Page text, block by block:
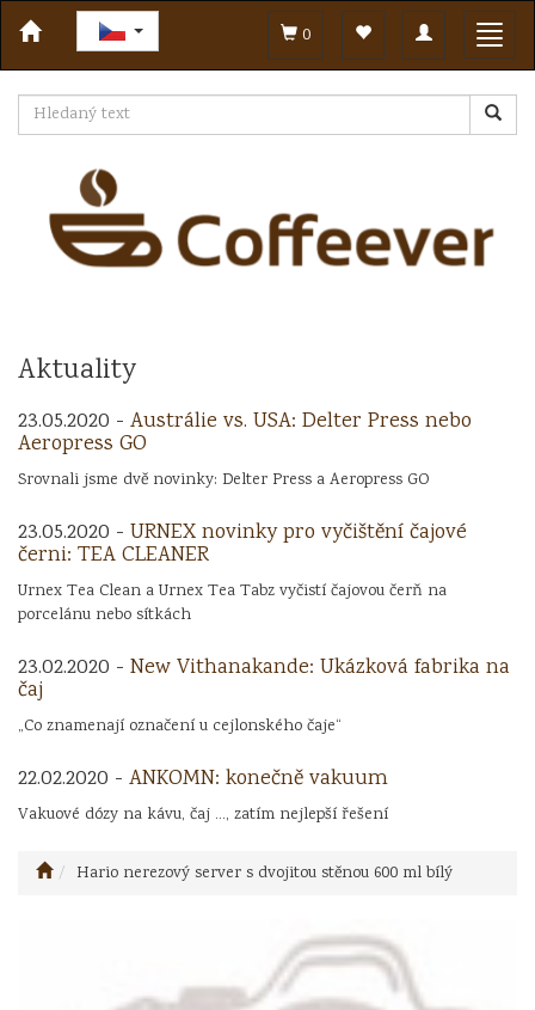
Toggle
navigation
0
Aktuality
23.05.2020 - Austrálie vs. USA: Delter Press nebo
Aeropress GO
Srovnali jsme dvě novinky: Delter Press a Aeropress GO
23.05.2020 - URNEX novinky pro vyčištění čajové
černi: TEA CLEANER
Urnex Tea Clean a Urnex Tea Tabz vyčistí čajovou čerň na
porcelánu nebo sítkách
23.02.2020 - New Vithanakande: Ukázková fabrika na
čaj
„Co znamenají označení u cejlonského čaje“
22.02.2020 - ANKOMN: konečně vakuum
Vakuové dózy na kávu, čaj ..., zatím nejlepší řešení
Hario nerezový server s dvojitou stěnou 600 ml bílý